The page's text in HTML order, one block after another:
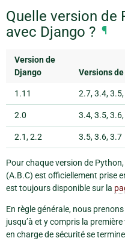
Quelle version de
avec Django ? ¶
Version de
Django
Versions
1.11 2.7, 3.4,
2.0 3.4, 3.5,
2.1, 2.2 3.5, 3.6, 3.7
Pour chaque version de
(A.B.C) est officiellement prise
est toujours disponible sur la
En règle générale, nous
jusqu’à et y compris la
en charge de sécurité se